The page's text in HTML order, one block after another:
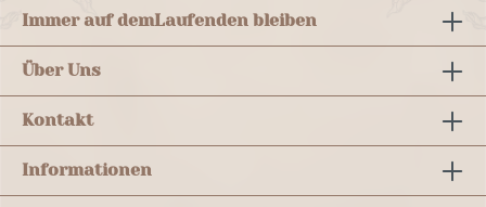
Immer auf demLaufenden bleiben
Über Uns
Kontakt
Informationen